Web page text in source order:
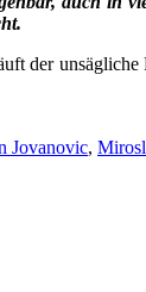
der
Jovanovic,